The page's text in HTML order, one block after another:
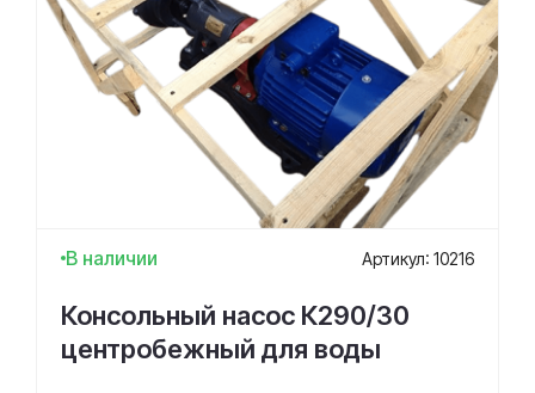
В наличии Артикул: 10216
Консольный насос К290/30
центробежный для воды